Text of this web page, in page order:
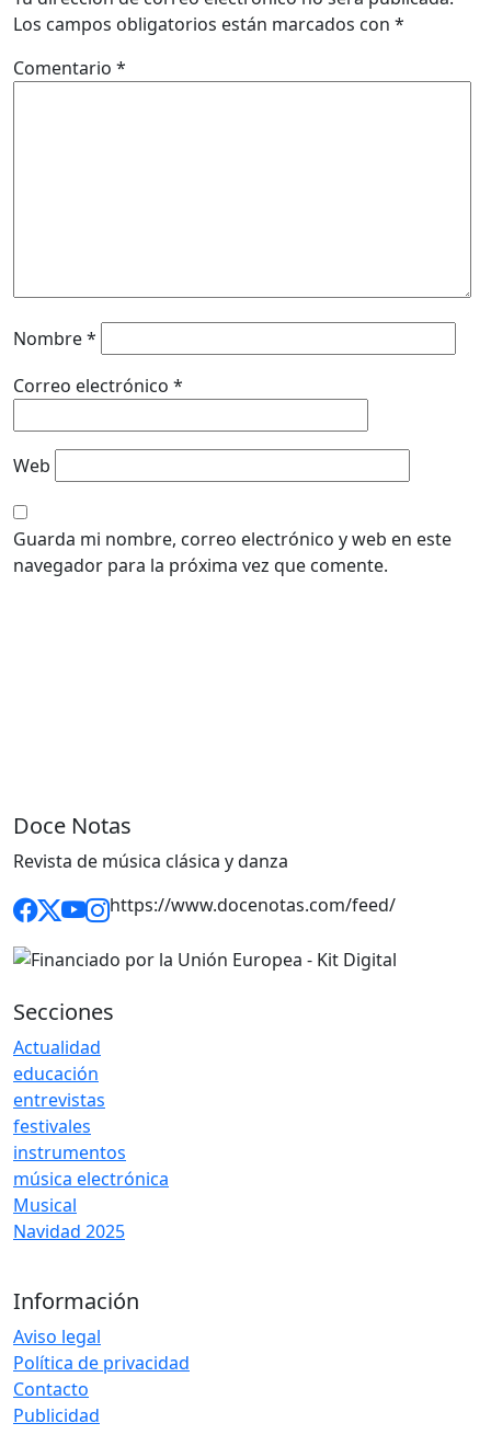
Los campos obligatorios están marcados con *
Comentario *
Nombre*
Correo electrónico *
Web
Guarda mi nombre, correo electrónico y web en este
navegador para la próxima vez que comente.
Doce Notas
Revista de música clásica y danza
https://www.docenotas.com/feed/
Secciones
Actualidad
educación
entrevistas
festivales
instrumentos
música electrónica
Musical
Navidad 2025
Información
Aviso legal
Política de privacidad
Contacto
Publicidad